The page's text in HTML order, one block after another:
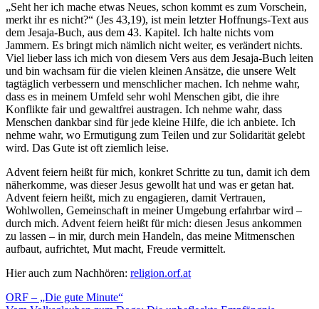
„Seht her ich mache etwas Neues, schon kommt es zum Vorschein,
merkt ihr es nicht?“ (Jes 43,19), ist mein letzter Hoffnungs-Text aus
dem Jesaja-Buch, aus dem 43. Kapitel. Ich halte nichts vom
Jammern. Es bringt mich nämlich nicht weiter, es verändert nichts.
Viel lieber lass ich mich von diesem Vers aus dem Jesaja-Buch leiten
und bin wachsam für die vielen kleinen Ansätze, die unsere Welt
tagtäglich verbessern und menschlicher machen. Ich nehme wahr,
dass es in meinem Umfeld sehr wohl Menschen gibt, die ihre
Konflikte fair und gewaltfrei austragen. Ich nehme wahr, dass
Menschen dankbar sind für jede kleine Hilfe, die ich anbiete. Ich
nehme wahr, wo Ermutigung zum Teilen und zur Solidarität gelebt
wird. Das Gute ist oft ziemlich leise.
Advent feiern heißt für mich, konkret Schritte zu tun, damit ich dem
näherkomme, was dieser Jesus gewollt hat und was er getan hat.
Advent feiern heißt, mich zu engagieren, damit Vertrauen,
Wohlwollen, Gemeinschaft in meiner Umgebung erfahrbar wird –
durch mich. Advent feiern heißt für mich: diesen Jesus ankommen
zu lassen – in mir, durch mein Handeln, das meine Mitmenschen
aufbaut, aufrichtet, Mut macht, Freude vermittelt.
Hier auch zum Nachhören: religion.orf.at
Beitragsnavigation
Vorheriger
ORF – „Die gute Minute“